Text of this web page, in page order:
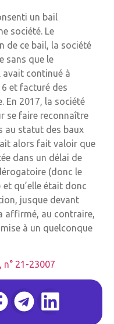
un bail
société. Le
de ce bail, la société
sans que le
avait continué à
et facturé des
En 2017, la société
se faire reconnaître
au statut des baux
alors fait valoir que
dans un délai de
(donc le
qu’elle était donc
jusque devant
affirmé, au contraire,
à un quelconque
n° 21-23007